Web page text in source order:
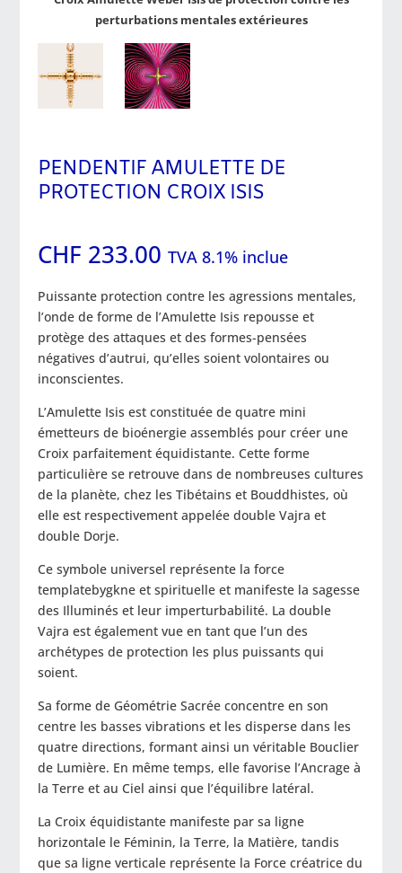
perturbations mentales extérieures
PENDENTIF AMULETTE DE
PROTECTION CROIX ISIS
CHF 233.00 TVA 8.1% inclue
Puissante protection contre les agressions mentales,
l’onde de forme de l’Amulette Isis repousse et
protège des attaques et des formes-pensées
négatives d’autrui, qu’elles soient volontaires ou
inconscientes.
L’Amulette Isis est constituée de quatre mini
émetteurs de bioénergie assemblés pour créer une
Croix parfaitement équidistante. Cette forme
particulière se retrouve dans de nombreuses cultures
de la planète, chez les Tibétains et Bouddhistes, où
elle est respectivement appelée double Vajra et
double Dorje.
Ce symbole universel représente la force
templatebygkne et spirituelle et manifeste la sagesse
des Illuminés et leur imperturbabilité. La double
Vajra est également vue en tant que l’un des
archétypes de protection les plus puissants qui
soient.
Sa forme de Géométrie Sacrée concentre en son
centre les basses vibrations et les disperse dans les
quatre directions, formant ainsi un véritable Bouclier
de Lumière. En même temps, elle favorise l’Ancrage à
la Terre et au Ciel ainsi que l’équilibre latéral.
La Croix équidistante manifeste par sa ligne
horizontale le Féminin, la Terre, la Matière, tandis
que sa ligne verticale représente la Force créatrice du